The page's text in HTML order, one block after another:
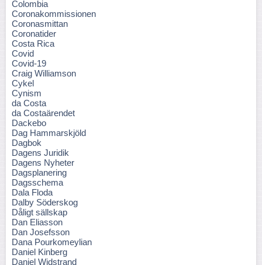
Colombia
Coronakommissionen
Coronasmittan
Coronatider
Costa Rica
Covid
Covid-19
Craig Williamson
Cykel
Cynism
da Costa
da Costaärendet
Dackebo
Dag Hammarskjöld
Dagbok
Dagens Juridik
Dagens Nyheter
Dagsplanering
Dagsschema
Dala Floda
Dalby Söderskog
Dåligt sällskap
Dan Eliasson
Dan Josefsson
Dana Pourkomeylian
Daniel Kinberg
Daniel Widstrand